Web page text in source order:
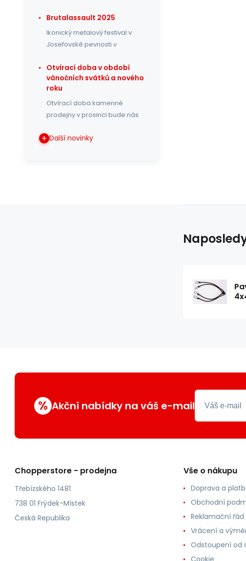
Brutalassault 2025
Ikonický metalový festival v
Josefovské pevnosti v
Otvírací doba v období
vánočních svátků a nového
roku
Otvírací doba kamenné
prodejny v prosinci bude nás
Další novinky
% Akční nabídky na váš e-mail
Chopperstore - prodejna
Třebízského 1481
738 01 Frýdek-Místek
Česká Republika
Vše o nákupu
Doprava a
Obchodní
Reklamační řád
Vrácení a
Odstoupení od
Cookie